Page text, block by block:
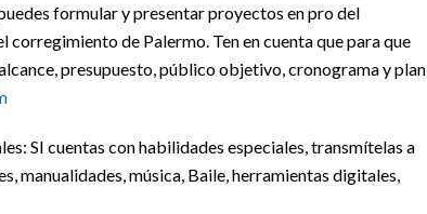
formular y presentar proyectos en pro del
de Palermo. Ten en cuenta que para que
presupuesto, público objetivo, cronograma y plan
SI cuentas con habilidades especiales, transmítelas a
manualidades, música, Baile, herramientas digitales,